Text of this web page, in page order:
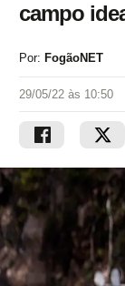
campo
Por: FogãoNET
29/05/22 às 10:50